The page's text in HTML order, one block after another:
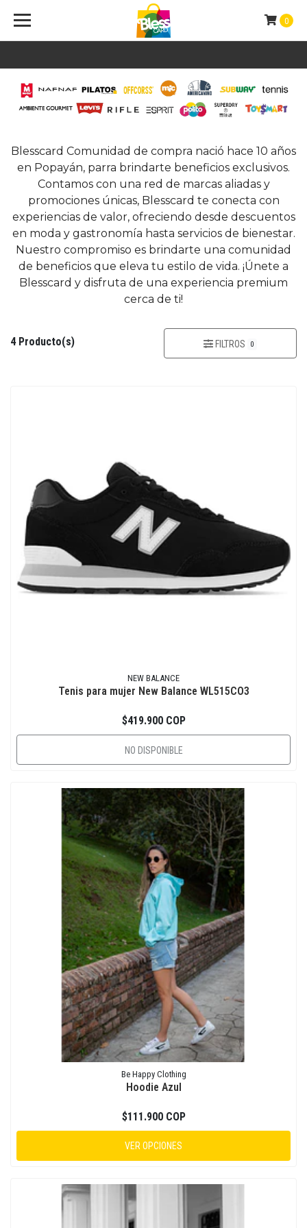
0
Blesscard Comunidad de compra nació hace 10 años
en Popayán, parra brindarte beneficios exclusivos.
Contamos con una red de marcas aliadas y
promociones únicas, Blesscard te conecta con
experiencias de valor, ofreciendo desde descuentos
en moda y gastronomía hasta servicios de bienestar.
Nuestro compromiso es brindarte una comunidad
de beneficios que eleva tu estilo de vida. ¡Únete a
Blesscard y disfruta de una experiencia premium
cerca de ti!
4 Producto(s) FILTROS 0
NEW BALANCE
Tenis para mujer New Balance WL515CO3
$419.900 COP
NO DISPONIBLE
Be Happy Clothing
Hoodie Azul
$111.900 COP
VER OPCIONES